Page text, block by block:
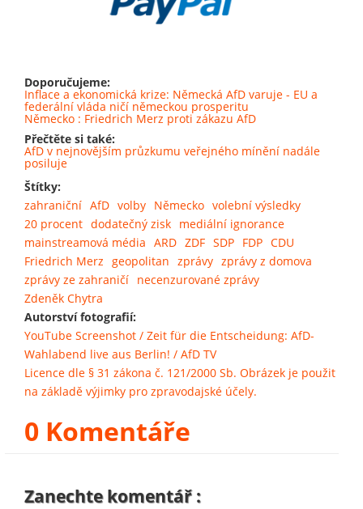
Doporučujeme:
Inflace a ekonomická krize: Německá AfD varuje - EU a
federální vláda ničí německou prosperitu
Německo : Friedrich Merz proti zákazu AfD
Přečtěte si také:
AfD v nejnovějším průzkumu veřejného mínění nadále
posiluje
Štítky:
zahraniční AfD volby Německo volební výsledky
20 procent dodatečný zisk mediální ignorance
mainstreamová média ARD ZDF SDP FDP CDU
Friedrich Merz geopolitan zprávy zprávy z domova
zprávy ze zahraničí necenzurované zprávy
Zdeněk Chytra
Autorství fotografií:
YouTube Screenshot / Zeit für die Entscheidung: AfD-
Wahlabend live aus Berlin! / AfD TV
Licence dle § 31 zákona č. 121/2000 Sb. Obrázek je použit
na základě výjimky pro zpravodajské účely.
0 Komentáře
Zanechte komentář :